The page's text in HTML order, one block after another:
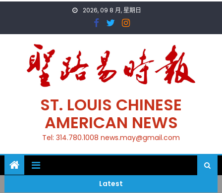
2026, 09 8 月, 星期日
ST. LOUIS CHINESE
AMERICAN NEWS
Tel: 314.780.1008 news.may@gmail.com
Latest